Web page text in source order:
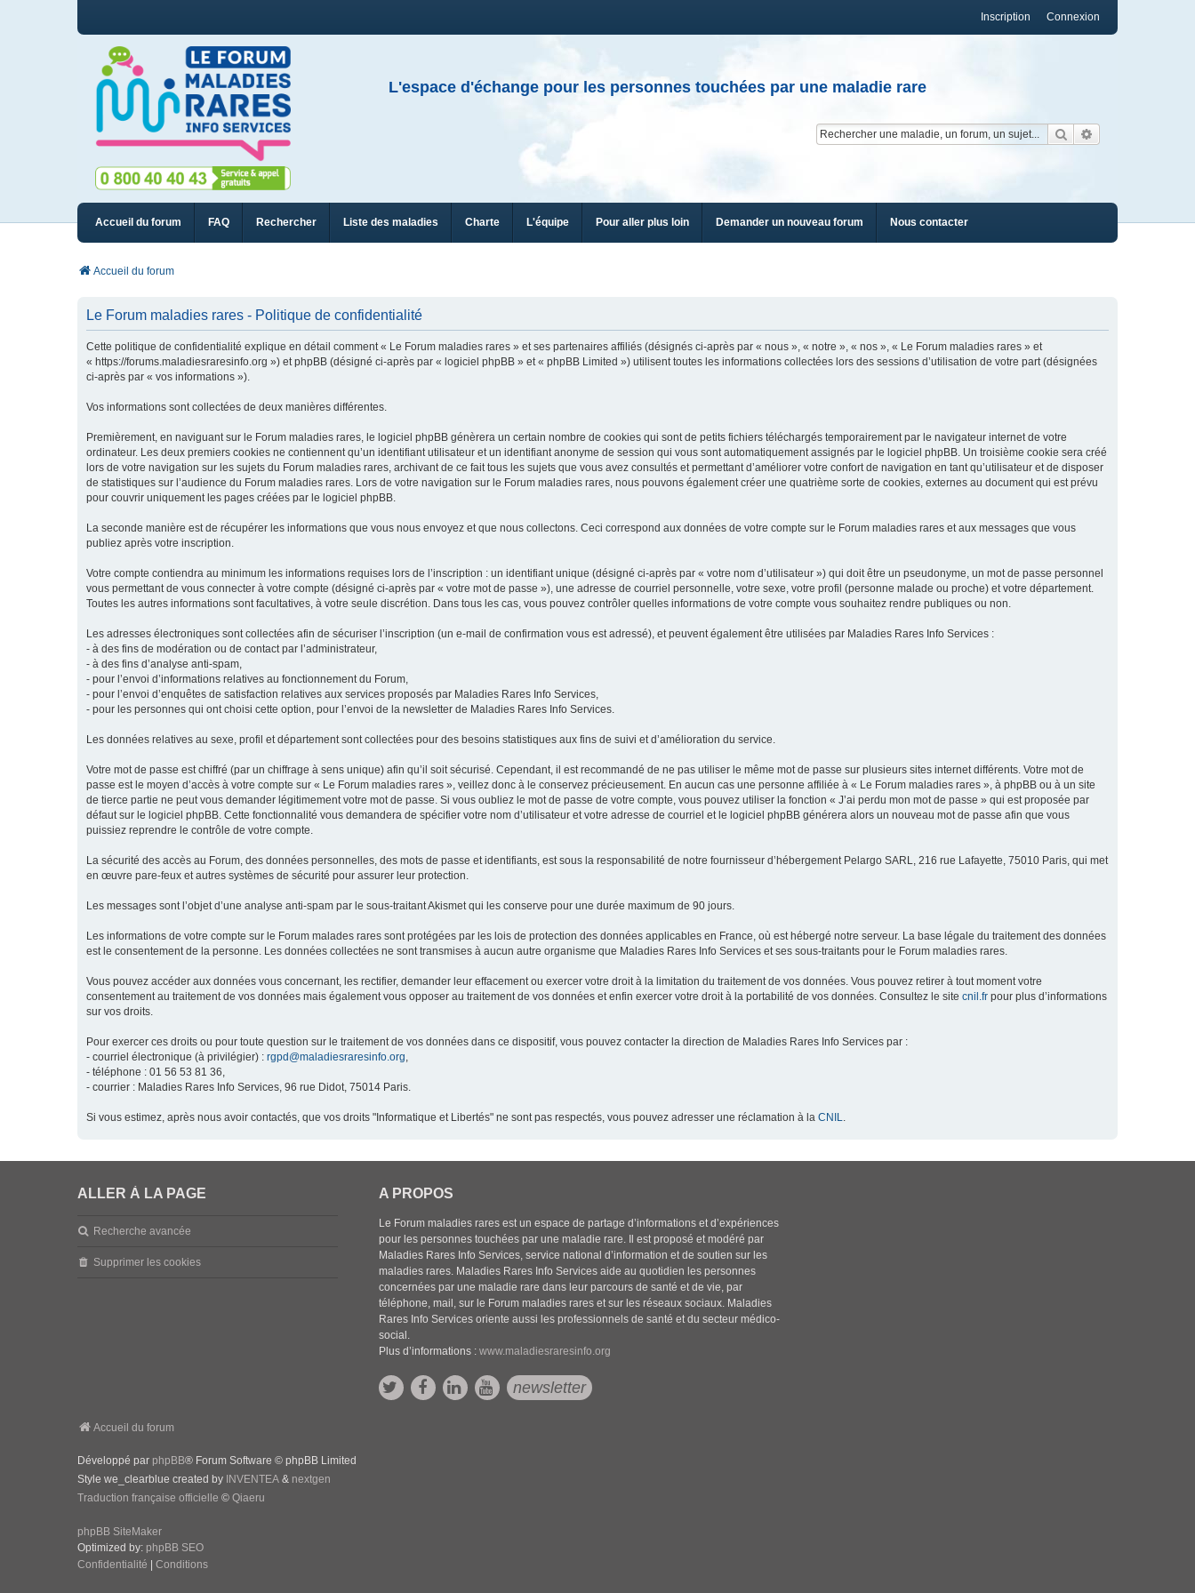
Connexion
Inscription
L'espace d'échange pour les personnes touchées par une maladie rare
Rechercher
Accueil du forum FAQ Rechercher Liste des maladies Charte L'équipe Pour aller plus loin Demander un nouveau forum Nous contacter
Accueil du forum
Le Forum maladies rares - Politique de confidentialité
Cette politique de confidentialité explique en détail comment « Le Forum maladies rares » et ses partenaires affiliés (désignés ci-après par « nous », « notre », « nos », « Le Forum maladies rares » et
« https://forums.maladiesraresinfo.org ») et phpBB (désigné ci-après par « logiciel phpBB » et « phpBB Limited ») utilisent toutes les informations collectées lors des sessions d’utilisation de votre part (désignées
ci-après par « vos informations »).
Vos informations sont collectées de deux manières différentes.
Premièrement, en naviguant sur le Forum maladies rares, le logiciel phpBB génèrera un certain nombre de cookies qui sont de petits fichiers téléchargés temporairement par le navigateur internet de votre
ordinateur. Les deux premiers cookies ne contiennent qu’un identifiant utilisateur et un identifiant anonyme de session qui vous sont automatiquement assignés par le logiciel phpBB. Un troisième cookie sera créé
lors de votre navigation sur les sujets du Forum maladies rares, archivant de ce fait tous les sujets que vous avez consultés et permettant d’améliorer votre confort de navigation en tant qu’utilisateur et de disposer
de statistiques sur l’audience du Forum maladies rares. Lors de votre navigation sur le Forum maladies rares, nous pouvons également créer une quatrième sorte de cookies, externes au document qui est prévu
pour couvrir uniquement les pages créées par le logiciel phpBB.
La seconde manière est de récupérer les informations que vous nous envoyez et que nous collectons. Ceci correspond aux données de votre compte sur le Forum maladies rares et aux messages que vous
publiez après votre inscription.
Votre compte contiendra au minimum les informations requises lors de l’inscription : un identifiant unique (désigné ci-après par « votre nom d’utilisateur ») qui doit être un pseudonyme, un mot de passe personnel
vous permettant de vous connecter à votre compte (désigné ci-après par « votre mot de passe »), une adresse de courriel personnelle, votre sexe, votre profil (personne malade ou proche) et votre département.
Toutes les autres informations sont facultatives, à votre seule discrétion. Dans tous les cas, vous pouvez contrôler quelles informations de votre compte vous souhaitez rendre publiques ou non.
Les adresses électroniques sont collectées afin de sécuriser l’inscription (un e-mail de confirmation vous est adressé), et peuvent également être utilisées par Maladies Rares Info Services :
- à des fins de modération ou de contact par l’administrateur,
- à des fins d’analyse anti-spam,
- pour l’envoi d’informations relatives au fonctionnement du Forum,
- pour l’envoi d’enquêtes de satisfaction relatives aux services proposés par Maladies Rares Info Services,
- pour les personnes qui ont choisi cette option, pour l’envoi de la newsletter de Maladies Rares Info Services.
Les données relatives au sexe, profil et département sont collectées pour des besoins statistiques aux fins de suivi et d’amélioration du service.
Votre mot de passe est chiffré (par un chiffrage à sens unique) afin qu’il soit sécurisé. Cependant, il est recommandé de ne pas utiliser le même mot de passe sur plusieurs sites internet différents. Votre mot de
passe est le moyen d’accès à votre compte sur « Le Forum maladies rares », veillez donc à le conservez précieusement. En aucun cas une personne affiliée à « Le Forum maladies rares », à phpBB ou à un site
de tierce partie ne peut vous demander légitimement votre mot de passe. Si vous oubliez le mot de passe de votre compte, vous pouvez utiliser la fonction « J’ai perdu mon mot de passe » qui est proposée par
défaut sur le logiciel phpBB. Cette fonctionnalité vous demandera de spécifier votre nom d’utilisateur et votre adresse de courriel et le logiciel phpBB générera alors un nouveau mot de passe afin que vous
puissiez reprendre le contrôle de votre compte.
La sécurité des accès au Forum, des données personnelles, des mots de passe et identifiants, est sous la responsabilité de notre fournisseur d’hébergement Pelargo SARL, 216 rue Lafayette, 75010 Paris, qui met
en œuvre pare-feux et autres systèmes de sécurité pour assurer leur protection.
Les messages sont l’objet d’une analyse anti-spam par le sous-traitant Akismet qui les conserve pour une durée maximum de 90 jours.
Les informations de votre compte sur le Forum malades rares sont protégées par les lois de protection des données applicables en France, où est hébergé notre serveur. La base légale du traitement des données
est le consentement de la personne. Les données collectées ne sont transmises à aucun autre organisme que Maladies Rares Info Services et ses sous-traitants pour le Forum maladies rares.
Vous pouvez accéder aux données vous concernant, les rectifier, demander leur effacement ou exercer votre droit à la limitation du traitement de vos données. Vous pouvez retirer à tout moment votre
consentement au traitement de vos données mais également vous opposer au traitement de vos données et enfin exercer votre droit à la portabilité de vos données. Consultez le site cnil.fr pour plus d’informations
sur vos droits.
Pour exercer ces droits ou pour toute question sur le traitement de vos données dans ce dispositif, vous pouvez contacter la direction de Maladies Rares Info Services par :
- courriel électronique (à privilégier) : rgpd@maladiesraresinfo.org,
- téléphone : 01 56 53 81 36,
- courrier : Maladies Rares Info Services, 96 rue Didot, 75014 Paris.
Si vous estimez, après nous avoir contactés, que vos droits "Informatique et Libertés" ne sont pas respectés, vous pouvez adresser une réclamation à la CNIL.
ALLER À LA PAGE
Recherche avancée
Supprimer les cookies
A PROPOS
Le Forum maladies rares est un espace de partage d’informations et d’expériences
pour les personnes touchées par une maladie rare. Il est proposé et modéré par
Maladies Rares Info Services, service national d’information et de soutien sur les
maladies rares. Maladies Rares Info Services aide au quotidien les personnes
concernées par une maladie rare dans leur parcours de santé et de vie, par
téléphone, mail, sur le Forum maladies rares et sur les réseaux sociaux. Maladies
Rares Info Services oriente aussi les professionnels de santé et du secteur médico-
social.
Plus d’informations :www.maladiesraresinfo.org
newsletter
Accueil du forum
Développé par phpBB® Forum Software © phpBB Limited
Style we_clearblue created by INVENTEA & nextgen
Traduction française officielle © Qiaeru
phpBB SiteMaker
Optimized by: phpBB SEO
Confidentialité
Conditions